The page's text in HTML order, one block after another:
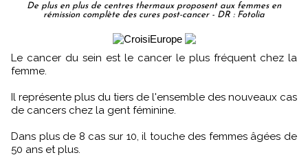
De plus en plus de centres thermaux proposent aux femmes en
rémission complète des cures post-cancer - DR : Fotolia
Le cancer du sein est le cancer le plus fréquent chez la
femme.
Il représente plus du tiers de l'ensemble des nouveaux cas
de cancers chez la gent féminine.
Dans plus de 8 cas sur 10, il touche des femmes âgées de
50 ans et plus.